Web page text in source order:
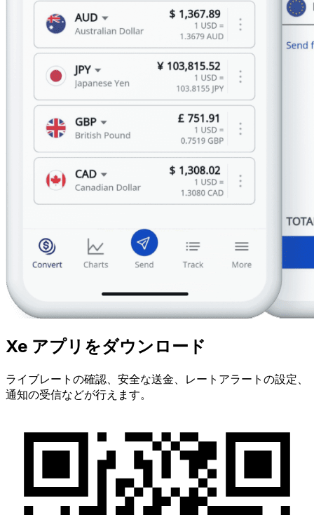
Xe アプリをダウンロード
ライブレートの確認、安全な送金、レートアラートの設定、
通知の受信などが行えます。